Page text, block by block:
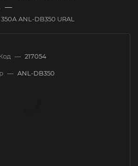
—
ANL-DB350 URAL
— 217054
— ANL-DB350